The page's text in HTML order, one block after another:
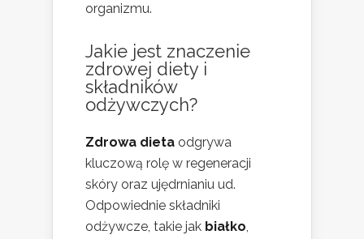
organizmu.
Jakie jest znaczenie
zdrowej diety i
składników
odżywczych?
Zdrowa dieta odgrywa
kluczową rolę w regeneracji
skóry oraz ujędrnianiu ud.
Odpowiednie składniki
odżywcze, takie jak białko,